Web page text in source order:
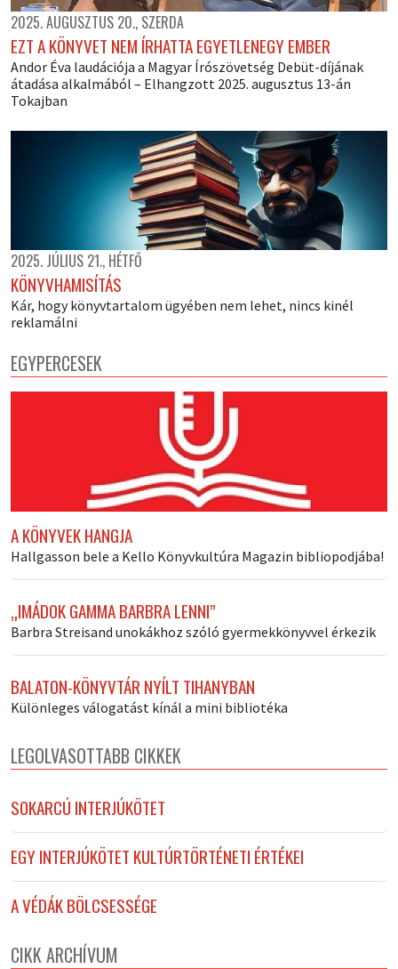
2025. AUGUSZTUS 20., SZERDA
EZT A KÖNYVET NEM ÍRHATTA EGYETLENEGY EMBER
Andor Éva laudációja a Magyar Írószövetség Debüt-díjának
átadása alkalmából – Elhangzott 2025. augusztus 13-án
Tokajban
2025. JÚLIUS 21., HÉTFŐ
KÖNYVHAMISÍTÁS
Kár, hogy könyvtartalom ügyében nem lehet, nincs kinél
reklamálni
EGYPERCESEK
A KÖNYVEK HANGJA
Hallgasson bele a Kello Könyvkultúra Magazin bibliopodjába!
„IMÁDOK GAMMA BARBRA LENNI”
Barbra Streisand unokákhoz szóló gyermekkönyvvel érkezik
BALATON-KÖNYVTÁR NYÍLT TIHANYBAN
Különleges válogatást kínál a mini bibliotéka
LEGOLVASOTTABB CIKKEK
SOKARCÚ INTERJÚKÖTET
EGY INTERJÚKÖTET KULTÚRTÖRTÉNETI ÉRTÉKEI
A VÉDÁK BÖLCSESSÉGE
CIKK ARCHÍVUM